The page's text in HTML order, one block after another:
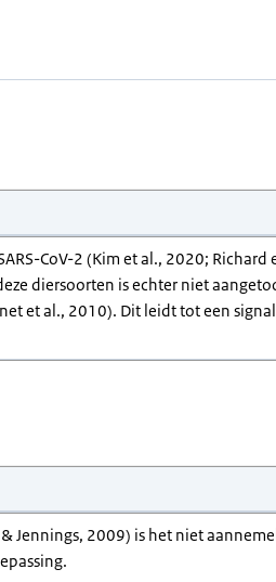
CoV-2 (Kim et al., 2020; Richard
diersoorten is echter niet
et al., 2010). Dit leidt tot een
Jennings, 2009) is het niet